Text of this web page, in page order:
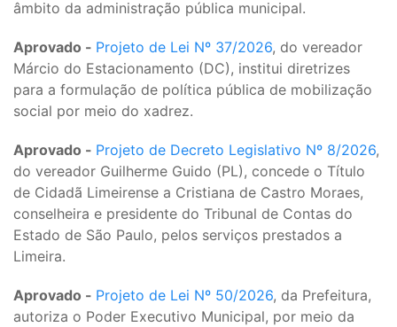
âmbito da administração pública municipal.
Aprovado - Projeto de Lei Nº 37/2026, do vereador
Márcio do Estacionamento (DC), institui diretrizes
para a formulação de política pública de mobilização
social por meio do xadrez.
Aprovado - Projeto de Decreto Legislativo Nº 8/2026,
do vereador Guilherme Guido (PL), concede o Título
de Cidadã Limeirense a Cristiana de Castro Moraes,
conselheira e presidente do Tribunal de Contas do
Estado de São Paulo, pelos serviços prestados a
Limeira.
Aprovado - Projeto de Lei Nº 50/2026, da Prefeitura,
autoriza o Poder Executivo Municipal, por meio da